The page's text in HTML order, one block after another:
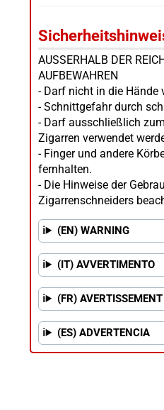
AUSSERHALB DER
AUFBEWAHREN
- Darf nicht in die Hände
- Schnittgefahr durch
- Darf ausschließlich
Zigarren verwendet
- Finger und andere
fernhalten.
- Die Hinweise der
Zigarrenschneiders
(EN) WARNING
(IT) AVVERTIMENTO
(FR) AVERTISSEMENT
(ES) ADVERTENCIA